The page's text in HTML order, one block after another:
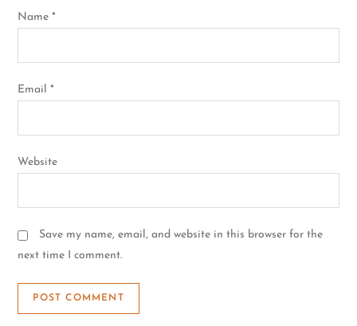
o
n
Name*
Email*
Website
Save my name, email, and website in this browser for the
next time I comment.